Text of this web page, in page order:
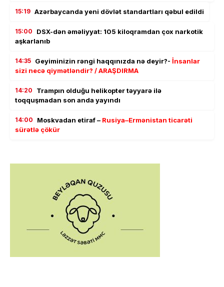
15:19 Azərbaycanda yeni dövlət standartları qəbul edildi
15:00
DSX-dən əməliyyat: 105 kiloqramdan çox narkotik
aşkarlanıb
14:35 Geyiminizin rəngi haqqınızda nə deyir?- İnsanlar
sizi necə qiymətləndir? / ARAŞDIRMA
14:20
Trampın olduğu helikopter təyyarə ilə
toqquşmadan son anda yayındı
14:00 Moskvadan etiraf – Rusiya–Ermənistan ticarəti
sürətlə çökür